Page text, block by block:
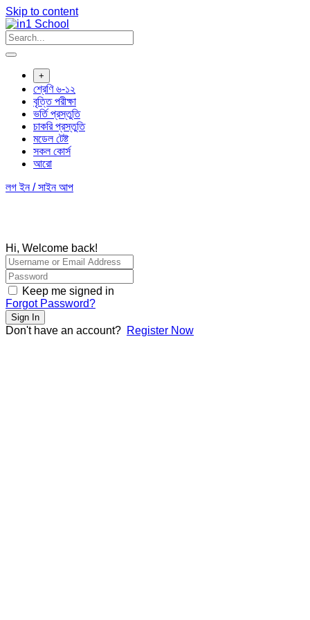
Skip to content
+
শ্রেণি ৬-১২
বৃত্তি পরীক্ষা
ভর্তি প্রস্তুতি
চাকরি প্রস্তুতি
মডেল টেষ্ট
সকল কোর্স
আরো
লগ ইন / সাইন আপ
Hi, Welcome back!
Keep me signed in
Forgot Password?
Sign In
Don't have an account? Register Now